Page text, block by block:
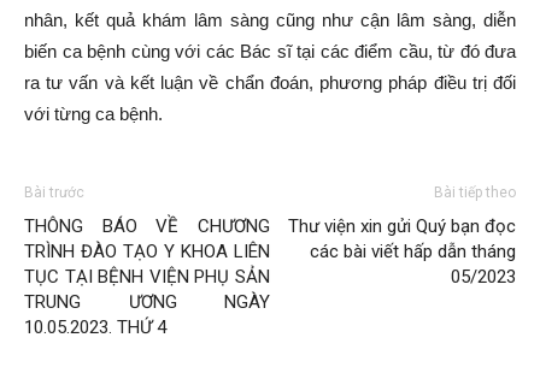
nhân, kết quả khám lâm sàng cũng như cận lâm sàng, diễn
biến ca bệnh cùng với các Bác sĩ tại các điểm cầu, từ đó đưa
ra tư vấn và kết luận về chẩn đoán, phương pháp điều trị đối
với từng ca bệnh.
Bài trước
THÔNG BÁO VỀ CHƯƠNG
TRÌNH ĐÀO TẠO Y KHOA LIÊN
TỤC TẠI BỆNH VIỆN PHỤ SẢN
TRUNG ƯƠNG NGÀY
10.05.2023. THỨ 4
Bài tiếp theo
Thư viện xin gửi Quý bạn đọc
các bài viết hấp dẫn tháng
05/2023